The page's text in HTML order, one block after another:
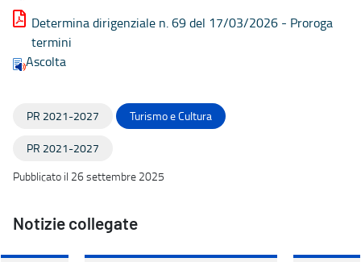
Determina dirigenziale n. 69 del 17/03/2026 - Proroga
termini
Ascolta
PR 2021-2027 Turismo e Cultura
PR 2021-2027
Pubblicato il 26 settembre 2025
Notizie collegate